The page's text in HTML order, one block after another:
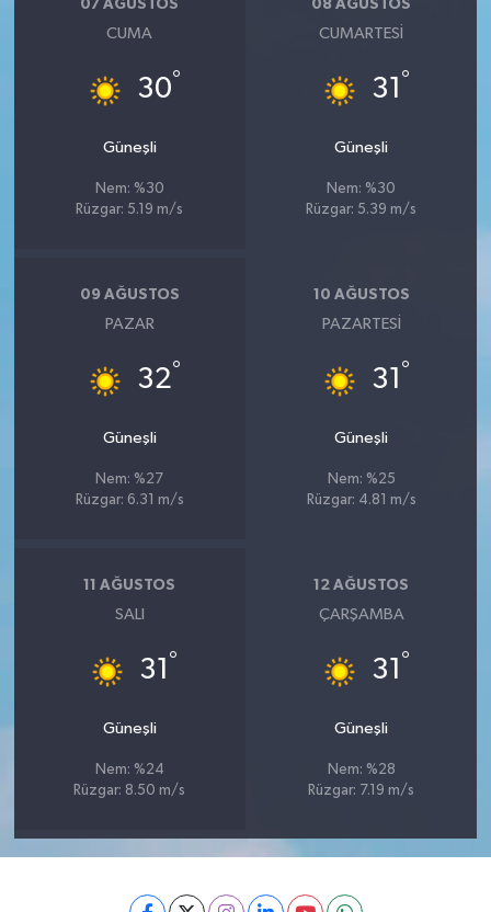
07 AĞUSTOS
CUMA
30°
Güneşli
Nem: %30
Rüzgar: 5.19 m/s
08 AĞUSTOS
CUMARTESI
31 °
Güneşli
Nem: %30
Rüzgar: 5.39 m/s
09 AĞUSTOS
PAZAR
32°
Güneşli
Nem: %27
Rüzgar: 6.31 m/s
10 AĞUSTOS
PAZARTESI
31 °
Güneşli
Nem: %25
Rüzgar: 4.81 m/s
11 AĞUSTOS
SALI
31 °
Güneşli
Nem: %24
Rüzgar: 8.50 m/s
12 AĞUSTOS
ÇARŞAMBA
31 °
Güneşli
Nem: %28
Rüzgar: 7.19 m/s